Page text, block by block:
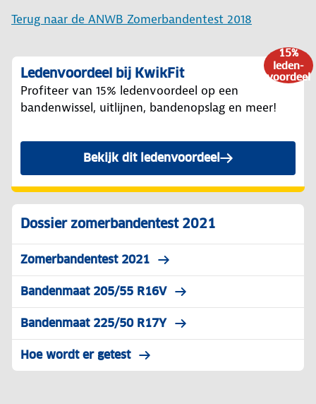
Terug naar de ANWB Zomerbandentest 2018
15%
leden-
voordeel
Ledenvoordeel bij KwikFit
Profiteer van 15% ledenvoordeel op een
bandenwissel, uitlijnen, bandenopslag en meer!
Bekijk dit ledenvoordeel
Dossier zomerbandentest 2021
Zomerbandentest 2021
Bandenmaat 205/55 R16V
Bandenmaat 225/50 R17Y
Hoe wordt er getest